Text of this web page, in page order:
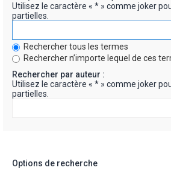
Utilisez le caractère « * » comme joker
partielles.
Rechercher tous les termes
Rechercher n’importe lequel de ces
Rechercher par auteur :
Utilisez le caractère « * » comme joker
partielles.
Options de recherche